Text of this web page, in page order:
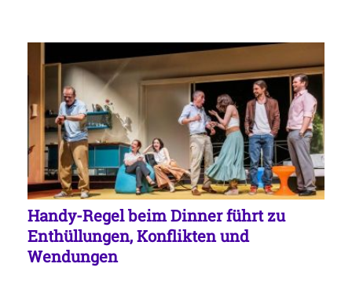
Handy-Regel beim Dinner führt zu
Enthüllungen, Konflikten und
Wendungen